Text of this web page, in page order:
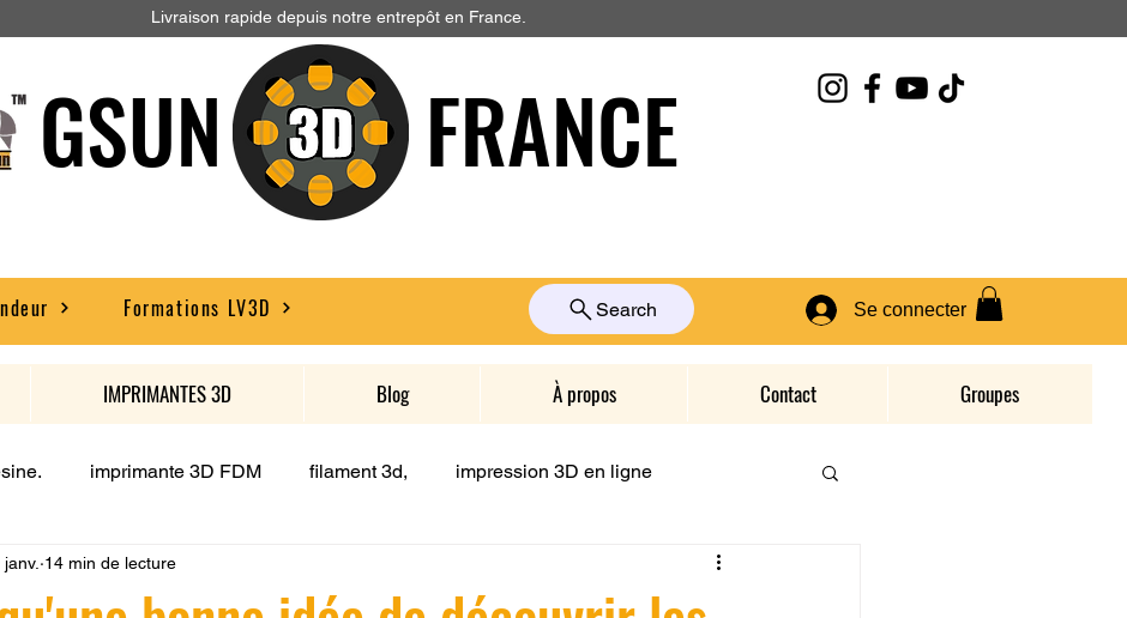
Livraison rapide depuis notre entrepôt en France.
GSUN FRANCE
Formations LV3D Se connecter
Search
IMPRIMANTES 3D Blog À propos Contact Groupes
imprimante 3D FDM filament 3d, impression 3D en ligne
JEU LV3D Formation
janv. 14 min de lecture